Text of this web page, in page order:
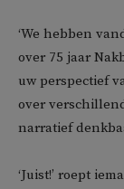
‘We hebben
over 75 jaar
uw perspectief
over
narratief
‘Juist!’ roept